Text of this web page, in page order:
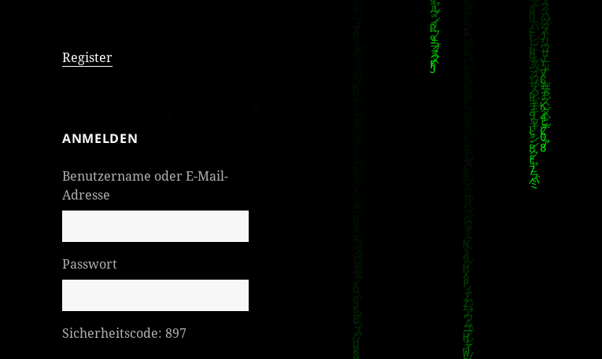
Register
ANMELDEN
Benutzername oder E-Mail-
Adresse
Passwort
Sicherheitscode: 897